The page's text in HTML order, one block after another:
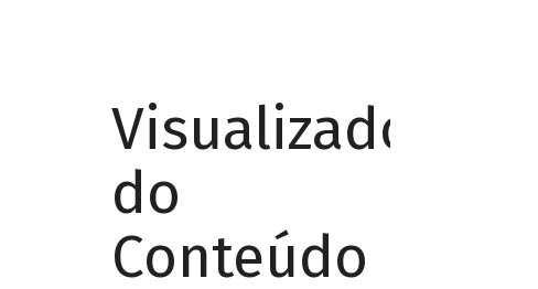
Visualizador
do
Conteúdo